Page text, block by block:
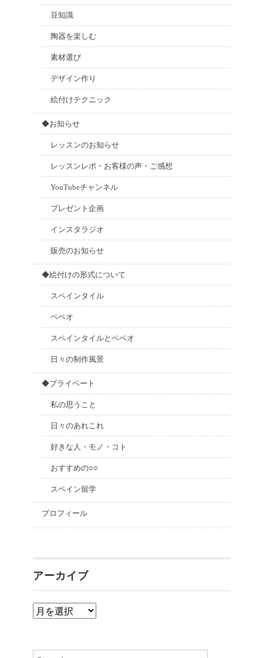
豆知識
陶器を楽しむ
素材選び
デザイン作り
絵付けテクニック
◆お知らせ
レッスンのお知らせ
レッスンレポ・お客様の声・ご感想
YouTubeチャンネル
プレゼント企画
インスタラジオ
販売のお知らせ
◆絵付けの形式について
スペインタイル
ペベオ
スペインタイルとペベオ
日々の制作風景
◆プライベート
私の思うこと
日々のあれこれ
好きな人・モノ・コト
おすすめの○○
スペイン留学
プロフィール
アーカイブ
ア